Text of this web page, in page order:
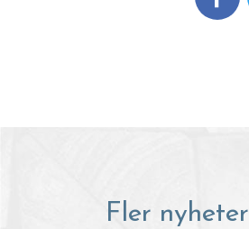
Fler nyheter